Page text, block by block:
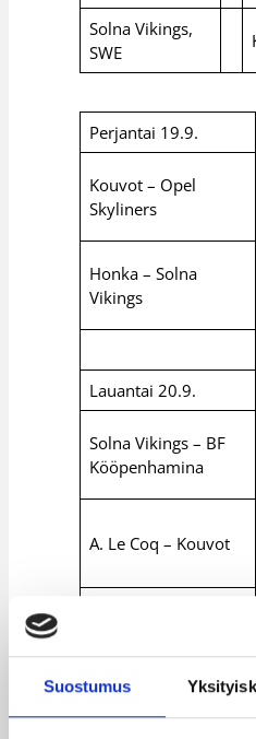
Suostumus
Solna Vikings,
SWE
Perjantai 19.9.
Kouvot – Opel
Skyliners
Honka – Solna
Vikings
Lauantai 20.9.
Solna Vikings – BF
Kööpenhamina
A. Le Coq – Kouvot